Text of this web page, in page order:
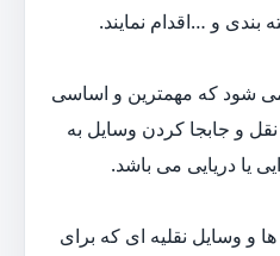
و …اقدام نمایند.
شود که مهمترین و اساسی
و جابجا کردن وسایل به
یا دریایی می باشد.
و وسایل نقلیه ای که برای